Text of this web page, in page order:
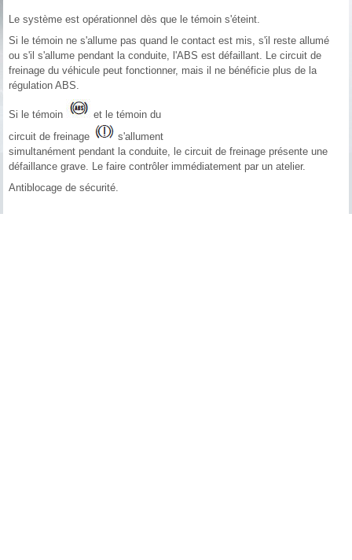
Le système est opérationnel dès que le témoin s'éteint.
Si le témoin ne s'allume pas quand le contact est mis, s'il reste allumé
ou s'il s'allume pendant la conduite, l'ABS est défaillant. Le circuit de
freinage du véhicule peut fonctionner, mais il ne bénéficie plus de la
régulation ABS.
Si le témoin
et le témoin du
circuit de freinage
s'allument
simultanément pendant la conduite, le circuit de freinage présente une
défaillance grave. Le faire contrôler immédiatement par un atelier.
Antiblocage de sécurité.